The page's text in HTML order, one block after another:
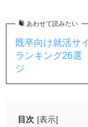
あわせて読みたい
既卒向け就活サ
ランキング26選
ジ
目次 [表示]